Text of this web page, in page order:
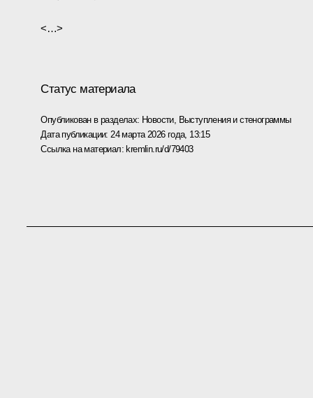
<…>
Статус материала
Опубликован в разделах: Новости, Выступления и стенограммы
Дата публикации: 24 марта 2026 года, 13:15
Ссылка на материал: kremlin.ru/d/79403